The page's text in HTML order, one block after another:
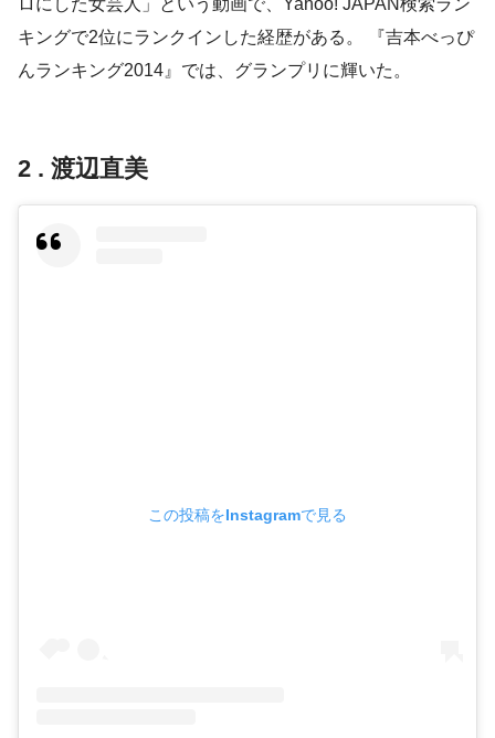
ロにした女芸人」という動画で、Yahoo! JAPAN検索ラン
キングで2位にランクインした経歴がある。 『吉本べっぴ
んランキング2014』では、グランプリに輝いた。
2 . 渡辺直美
この投稿をInstagramで見る